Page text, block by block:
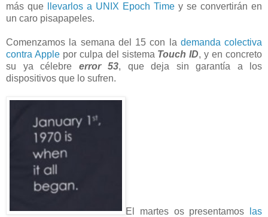
más que
llevarlos a UNIX Epoch Time y se convertirán en
un caro pisapapeles.
Comenzamos la semana del 15 con la demanda colectiva
contra Applepor culpa del sistema Touch ID, y en concreto
su ya célebre error 53, que deja sin garantía a los
dispositivos que lo sufren.
El martes os presentamos
las